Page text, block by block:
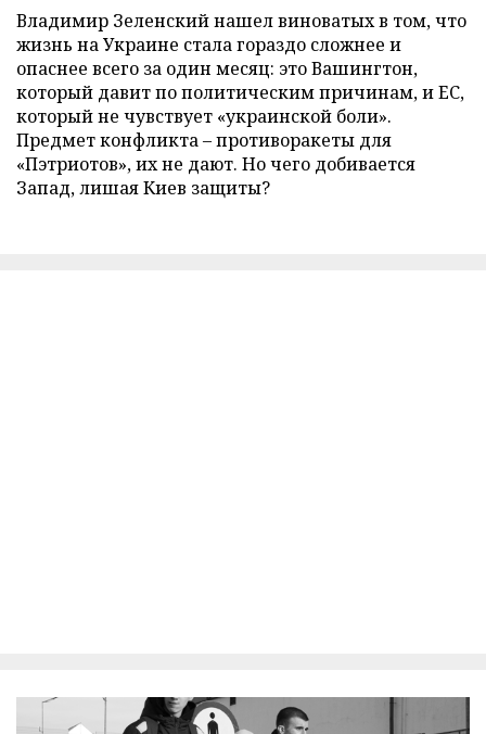
Владимир Зеленский нашел виноватых в том, что
жизнь на Украине стала гораздо сложнее и
опаснее всего за один месяц: это Вашингтон,
который давит по политическим причинам, и ЕС,
который не чувствует «украинской боли».
Предмет конфликта – противоракеты для
«Пэтриотов», их не дают. Но чего добивается
Запад, лишая Киев защиты?